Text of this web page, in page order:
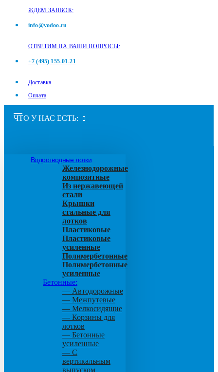
ЖДЕМ ЗАЯВОК:
info@vodoo.ru
ОТВЕТИМ НА ВАШИ ВОПРОСЫ:
+7 (495) 155-01-21
Доставка
Оплата
ЧТО У НАС ЕСТЬ:
Водоотводные лотки
Железнодорожные
композитные
Из нержавеющей
стали
Крышки
стальные для
лотков
Пластиковые
Пластиковые
усиленные
Полимербетонные
Полимербетонные
усиленные
Бетонные:
— Автодорожные
— Межпутевые
— Мелкосидящие
— Корзины для
лотков
— Бетонные
усиленные
— С
вертикальным
выпуском